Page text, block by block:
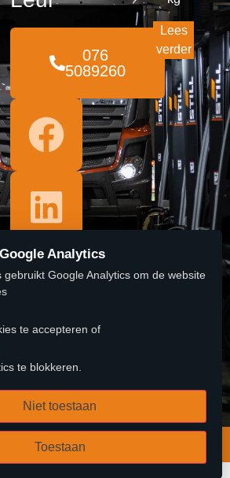
076
5089260
Lees
verder
Heftrucks B.V. | Ontwerp door
Zambidado
Analytics
gebruikt Google Analytics om de website
te accepteren of
te blokkeren.
Niet toestaan
Toestaan